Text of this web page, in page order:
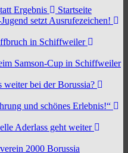
Ergebnis
Startseite
setzt Ausrufezeichen!
in Schiffweiler
Samson-Cup in Schiffweiler
weiter bei der Borussia?
und schönes Erlebnis!“
Aderlass geht weiter
2000 Borussia